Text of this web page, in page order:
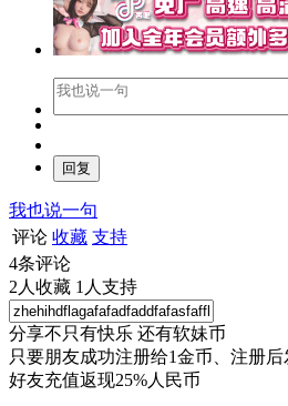
我也说一句
评论 收藏 支持
4条评论
2 人收藏 1 人支持
分享不只有快乐 还有软妹币
只要朋友成功注册给1金币、注册后
好友充值返现25%人民币